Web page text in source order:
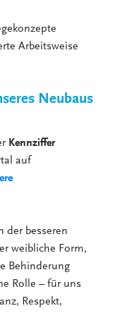
Arbeitsweise
Neubaus
Kennziffer
auf
der besseren
weibliche Form,
Behinderung
Rolle – für uns
Respekt,